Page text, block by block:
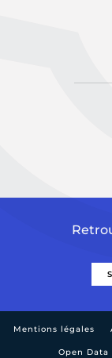
Mentions légales
Open Data